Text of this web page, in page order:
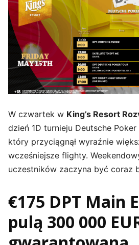
W czwartek w King’s Resort
dzień 1D turnieju Deutsche
który przyciągnął wyraźnie
wcześniejsze flighty.
uczestników zaczyna być coraz
€175 DPT Main
pulą 300 000